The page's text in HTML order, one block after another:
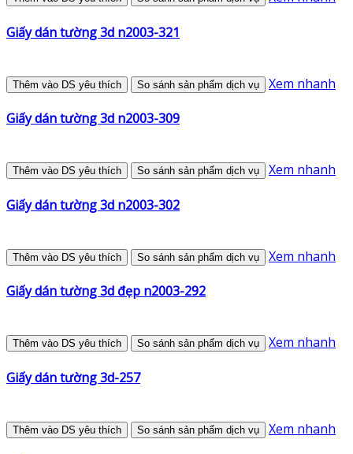
Giấy dán tường 3d n2003-321
Thêm vào DS yêu thích So sánh sản phẩm dịch vụ Xem nhanh
Giấy dán tường 3d n2003-309
Thêm vào DS yêu thích So sánh sản phẩm dịch vụ Xem nhanh
Giấy dán tường 3d n2003-302
Thêm vào DS yêu thích So sánh sản phẩm dịch vụ Xem nhanh
Giấy dán tường 3d đẹp n2003-292
Thêm vào DS yêu thích So sánh sản phẩm dịch vụ Xem nhanh
Giấy dán tường 3d-257
Thêm vào DS yêu thích So sánh sản phẩm dịch vụ Xem nhanh